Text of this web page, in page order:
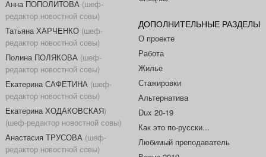
Анна ПОПОЛИТОВА(шеф-
редактор новостной совы)
Татьяна ХАРЧЕНКО(шеф-
редактор новостной совы)
Полина ПОЛЯКОВА(шеф-
редактор новостной совы)
Екатерина САФЕТИНА(шеф-
редактор новостной совы)
Екатерина ХОДАКОВСКАЯ)
(шеф-редактор новостной совы)
Анастасия ТРУСОВА(шеф-
редактор новостной совы)
ДОПОЛНИТЕЛЬНЫЕ РАЗДЕЛЫ
О проекте
Работа
Жилье
Стажировки
Альтернатива
Dux 20-19
Как это по-русски...
Любимый преподаватель